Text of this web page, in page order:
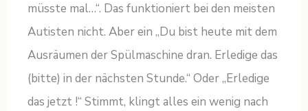
müsste mal…“. Das funktioniert bei den meisten
Autisten nicht. Aber ein „Du bist heute mit dem
Ausräumen der Spülmaschine dran. Erledige das
(bitte) in der nächsten Stunde.“ Oder „Erledige
das jetzt !“ Stimmt, klingt alles ein wenig nach